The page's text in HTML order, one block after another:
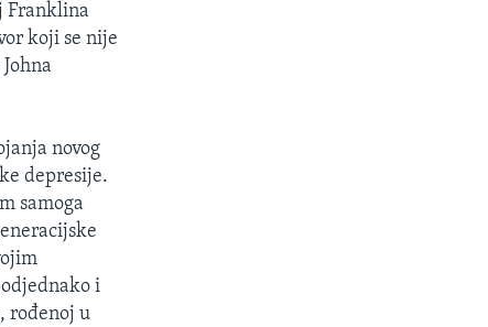
Franklina
koji se nije
novog
depresije.
samoga
i
rođenoj u